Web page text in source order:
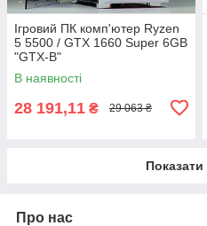
Ігровий ПК комп'ютер Ryzen
5 5500 / GTX 1660 Super 6GB
"GTX-B"
В наявності
28 191,11 ₴ 29 063 ₴
Про нас